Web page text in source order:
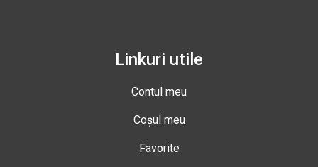
Linkuri utile
Contul meu
Coșul meu
Favorite